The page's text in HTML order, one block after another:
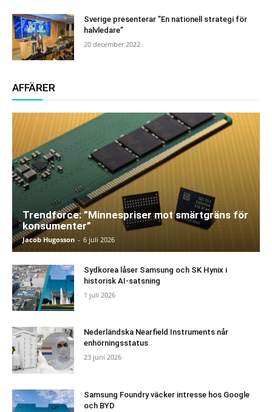
Sverige presenterar ”En nationell strategi för
halvledare”
20 december 2022
AFFÄRER
Trendforce: ”Minnespriser mot smärtgräns för
konsumenter”
Jacob Hugosson - 6 juli 2026
Sydkorea låser Samsung och SK Hynix i
historisk AI-satsning
1 juli 2026
Nederländska Nearfield Instruments når
enhörningsstatus
23 juni 2026
Samsung Foundry väcker intresse hos Google
och BYD